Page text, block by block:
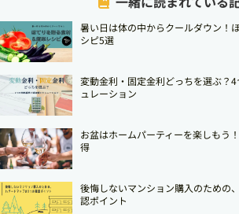
暑い日は体の中からクールダウン！
シピ5選
変動金利・固定金利どっちを選ぶ？
ュレーション
お盆はホームパーティーを楽しもう
得
後悔しないマンション購入のための
認ポイント